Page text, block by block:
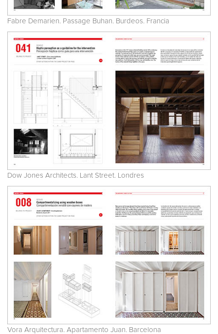
Fabre Demarien. Passage Buhan. Burdeos. Francia
Dow Jones Architects. Lant Street. Londres
Vora Arquitectura. Apartamento Juan. Barcelona